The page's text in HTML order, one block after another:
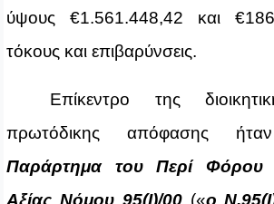
ύψους €1.561.448,42 και
τόκους και επιβαρύνσεις.
Επίκεντρο της
πρωτόδικης απόφασης
Παράρτημα του
Περί Φόρου
Αξίας Νόμου 95(Ι)/00(«ο